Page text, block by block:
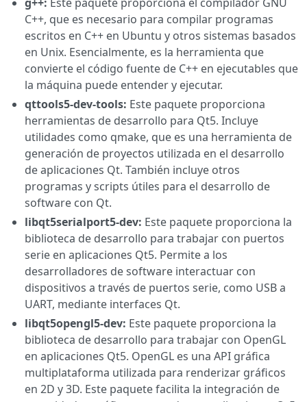
C++, que es necesario para compilar programas
escritos en C++ en Ubuntu y otros sistemas basados
en Unix. Esencialmente, es la herramienta que
convierte el código fuente de C++ en ejecutables que
la máquina puede entender y ejecutar.
qttools5-dev-tools: Este paquete proporciona
herramientas de desarrollo para Qt5. Incluye
utilidades como qmake, que es una herramienta de
generación de proyectos utilizada en el desarrollo
de aplicaciones Qt. También incluye otros
programas y scripts útiles para el desarrollo de
software con Qt.
libqt5serialport5-dev: Este paquete proporciona la
biblioteca de desarrollo para trabajar con puertos
serie en aplicaciones Qt5. Permite a los
desarrolladores de software interactuar con
dispositivos a través de puertos serie, como USB a
UART, mediante interfaces Qt.
libqt5opengl5-dev: Este paquete proporciona la
biblioteca de desarrollo para trabajar con OpenGL
en aplicaciones Qt5. OpenGL es una API gráfica
multiplataforma utilizada para renderizar gráficos
en 2D y 3D. Este paquete facilita la integración de